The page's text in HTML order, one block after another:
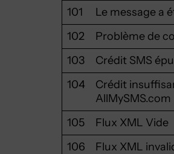
101
Le message a
102
Problème de
103
Crédit SMS
104
Crédit
AllMySMS.com
105
Flux XML Vide
106
Flux XML